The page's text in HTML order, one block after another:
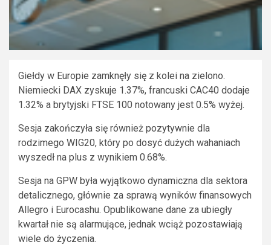
Giełdy w Europie zamknęły się z kolei na zielono.
Niemiecki DAX zyskuje 1.37%, francuski CAC40 dodaje
1.32% a brytyjski FTSE 100 notowany jest 0.5% wyżej.
Sesja zakończyła się również pozytywnie dla
rodzimego WIG20, który po dosyć dużych wahaniach
wyszedł na plus z wynikiem 0.68%.
Sesja na GPW była wyjątkowo dynamiczna dla sektora
detalicznego, głównie za sprawą wyników finansowych
Allegro i Eurocashu. Opublikowane dane za ubiegły
kwartał nie są alarmujące, jednak wciąż pozostawiają
wiele do życzenia.